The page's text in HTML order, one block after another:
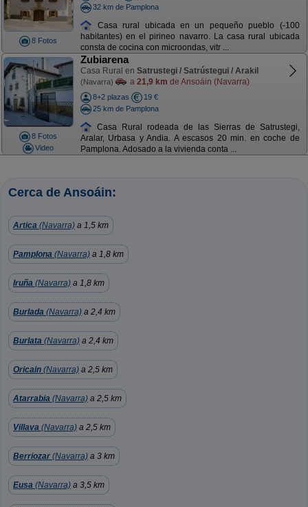
8 Fotos
32 km de Pamplona
Casa rural ubicada en un pequeño pueblo (-100
habitantes) en el pirineo navarro. La casa rural ubicada
consta de cocina con microondas, vitr ...
8 Fotos
Video
Zubiarena
Casa Rural en Satrustegi / Satrústegui / Arakil
(Navarra) a 21,9 km de Ansoáin (Navarra)
8+2 plazas
19 €
25 km de Pamplona
Casa Rural rodeada de las Sierras de Satrustegi,
Aralar, Urbasa y Andia. A escasos 20 min. en coche de
Pamplona. Adosado a la vivienda conta ...
Cerca de Ansoáin:
Artica (Navarra) a 1,5 km
Pamplona (Navarra) a 1,8 km
Iruña (Navarra) a 1,8 km
Burlada (Navarra) a 2,4 km
Burlata (Navarra) a 2,4 km
Oricain (Navarra) a 2,5 km
Atarrabia (Navarra) a 2,5 km
Villava (Navarra) a 2,5 km
Berriozar (Navarra) a 3 km
Eusa (Navarra) a 3,5 km